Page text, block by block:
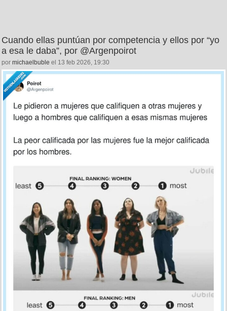
Cuando ellas puntúan por competencia y ellos por “yo
a esa le daba”, por @Argenpoirot
por michaelbuble el 13 feb 2026, 19:30